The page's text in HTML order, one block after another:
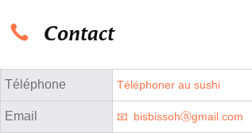
Contact
Téléphone Téléphoner au sushi
Email bisbissohⓐgmail.com